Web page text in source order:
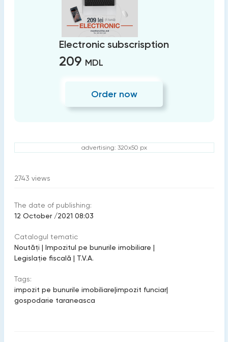
Electronic subscrisption
209 MDL
Order now
advertising: 320x50 px
2743 views
The date of publishing:
12 October /2021 08:03
Catalogul tematic
Noutăți | Impozitul pe bunurile imobiliare |
Legislație fiscală | T.V.A.
Tags:
impozit pe bunurile imobiliare|impozit funciar|
gospodarie taraneasca